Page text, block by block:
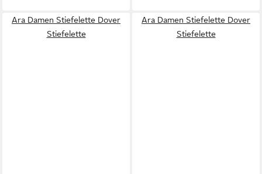
Ara Damen Stiefelette Dover
Stiefelette
Ara Damen Stiefelette Dover
Stiefelette